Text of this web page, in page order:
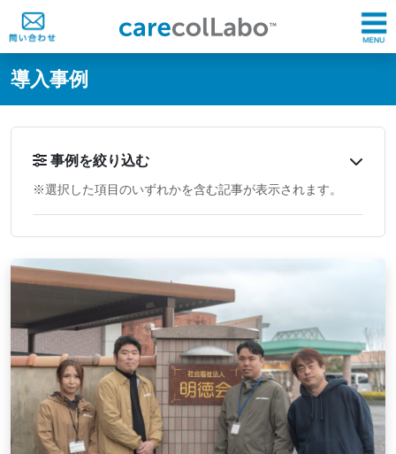
@ -0,0 +1,60 @@
導入事例
事例を絞り込む
※選択した項目のいずれかを含む記事が表示されます。